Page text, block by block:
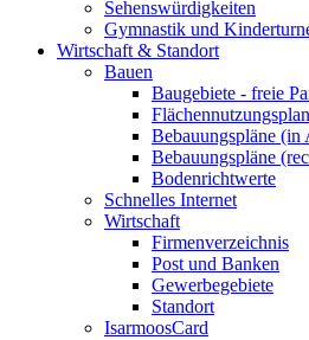
Sehenswürdigkeiten
Gymnastik und
Wirtschaft & Standort
Bauen
Baugebiete - freie
Bebauungspläne (in
Bebauungspläne
Bodenrichtwerte
Schnelles Internet
Wirtschaft
Firmenverzeichnis
Post und Banken
Gewerbegebiete
Standort
IsarmoosCard